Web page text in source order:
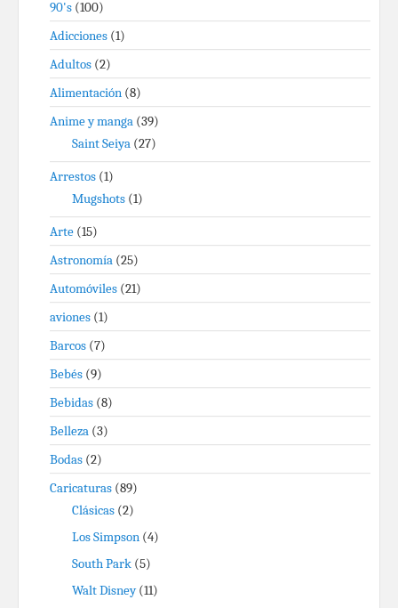
90's (100)
Adicciones (1)
Adultos (2)
Alimentación (8)
Anime y manga (39)
Saint Seiya (27)
Arrestos (1)
Mugshots (1)
Arte (15)
Astronomía (25)
Automóviles (21)
aviones (1)
Barcos (7)
Bebés (9)
Bebidas (8)
Belleza (3)
Bodas (2)
Caricaturas (89)
Clásicas (2)
Los Simpson (4)
South Park (5)
Walt Disney(11)